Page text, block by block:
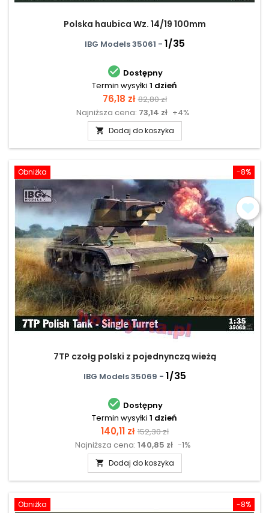
Polska haubica Wz. 14/19 100mm
IBG Models 35061 - 1/35
 Dostępny
Termin wysyłki 1 dzień
Cena
76,18 zł Cena
podstawowa
82,80 zł
Najniższa cena: 73,14 zł +4%
 Dodaj do koszyka
-8%
Obniżka
7TP czołg polski z pojednynczą wieżą
IBG Models 35069 - 1/35
 Dostępny
Termin wysyłki 1 dzień
Cena
140,11 zł Cena
podstawowa
152,30 zł
Najniższa cena: 140,85 zł -1%
 Dodaj do koszyka
-8%
Obniżka